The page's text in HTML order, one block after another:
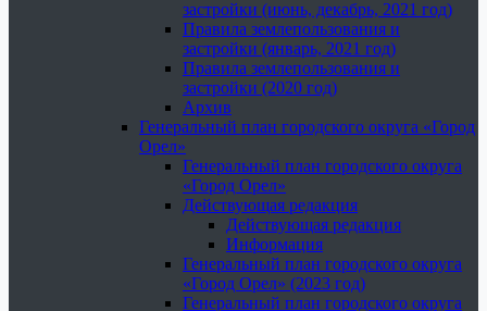
застройки (июнь, декабрь, 2021 год)
Правила землепользования и
застройки (январь, 2021 год)
Правила землепользования и
застройки (2020 год)
Архив
Генеральный план городского округа «Город
Орел»
Генеральный план городского округа
«Город Орел»
Действующая редакция
Действующая редакция
Информация
Генеральный план городского округа
«Город Орел» (2023 год)
Генеральный план городского округа